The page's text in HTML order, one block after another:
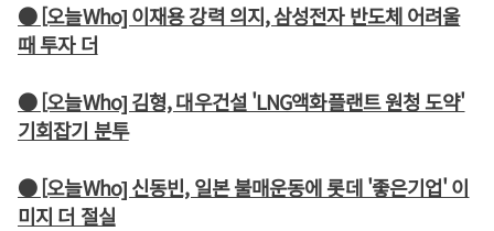
● [오늘Who] 이재용 강력 의지, 삼성전자 반도체 어려울
때 투자 더
● [오늘Who] 김형, 대우건설 'LNG액화플랜트 원청 도약'
기회잡기 분투
● [오늘Who] 신동빈, 일본 불매운동에 롯데 '좋은기업' 이
미지 더 절실